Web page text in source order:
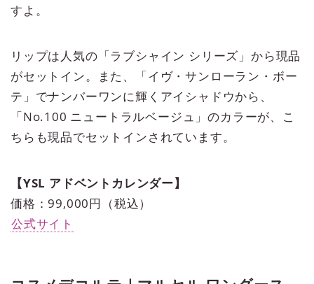
すよ。
リップは人気の「ラブシャイン シリーズ」から現品
がセットイン。また、「イヴ・サンローラン・ボー
テ」でナンバーワンに輝くアイシャドウから、
「No.100 ニュートラルベージュ」のカラーが、こ
ちらも現品でセットインされています。
【YSL アドベントカレンダー】
価格：99,000円（税込）
公式サイト